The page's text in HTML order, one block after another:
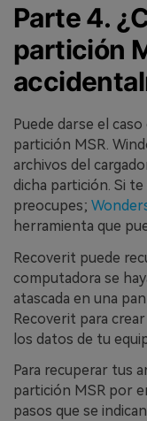
Parte 4.
partición
Puede darse el
partición MSR.
archivos del
dicha partición. Si
preocupes;
herramienta que
Recoverit puede
computadora se
atascada en una
Recoverit para
los datos de tu
Para recuperar tus
partición MSR por
pasos que se